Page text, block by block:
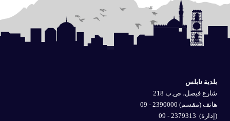
بلدية نابلس
شارع فيصل، ص.ب 218
هاتف (مقسم) 2390000 - 09
(إدارة)